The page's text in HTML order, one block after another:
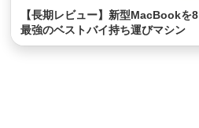
【長期レビュー】新型MacBookを
最強のベストバイ持ち運びマシン